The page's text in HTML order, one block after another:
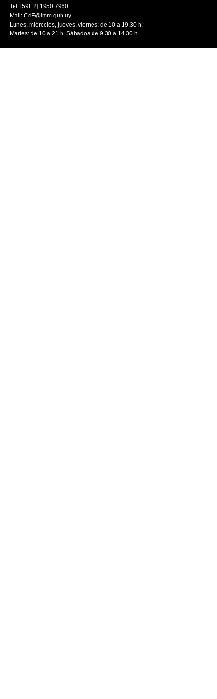
Tel: [598 2] 1950 7960
Mail: CdF@imm.gub.uy
Lunes, miércoles, jueves, viernes: de 10 a 19.30 h.
Martes: de 10 a 21 h. Sábados de 9.30 a 14.30 h.